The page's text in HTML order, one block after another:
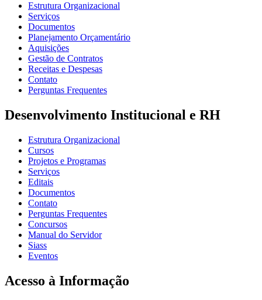
Estrutura Organizacional
Serviços
Documentos
Planejamento Orçamentário
Aquisições
Gestão de Contratos
Receitas e Despesas
Contato
Perguntas Frequentes
Desenvolvimento Institucional e RH
Estrutura Organizacional
Cursos
Projetos e Programas
Serviços
Editais
Documentos
Contato
Perguntas Frequentes
Concursos
Manual do Servidor
Siass
Eventos
Acesso à Informação